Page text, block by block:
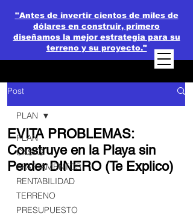
"Antes de invertir cientos de miles de
dólares en construir, primero
diseñamos la mejor estrategia para su
terreno y su proyecto."
Post
PLAN
CASAS
APARTAMENTOS
RENTABILIDAD
TERRENO
PRESUPUESTO
PLAN
EVITA PROBLEMAS:
Construye en la Playa sin
Perder DINERO (Te Explico)